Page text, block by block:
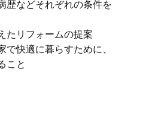
歴などそれぞれの条件を
たリフォームの提案
で快適に暮らすために、
こと